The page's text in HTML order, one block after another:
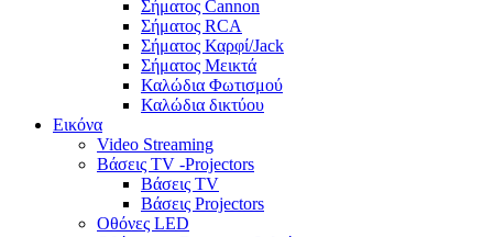
Σήματος Cannon
Σήματος RCA
Σήματος Καρφί/Jack
Σήματος Μεικτά
Καλώδια Φωτισμού
Καλώδια δικτύου
Εικόνα
Video Streaming
Βάσεις TV -Projectors
Βάσεις TV
Βάσεις Projectors
Οθόνες LED